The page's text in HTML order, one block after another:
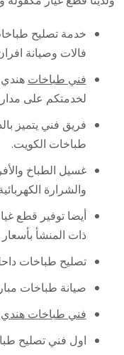
خدمة تصليح
فالات وصيانة
فني طباخات
لخدمتكم على
فريق فني يتميز
طباخات الكويت.
غسيل الطباخ
والشرارة
أيضا توفير قطع
ذات المنشأ
تصليح طباخات
صيانة طباخات
فني طباخات هندي
اول فني تصليح